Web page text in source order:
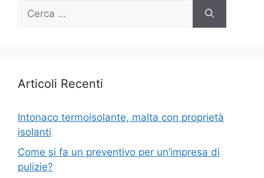
Ricerca
Articoli Recenti
Intonaco termoisolante, malta con proprietà
isolanti
Come si fa un preventivo per un’impresa di
pulizie?